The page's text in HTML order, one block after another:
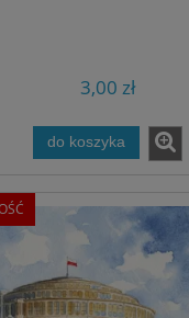
3,00 zł
do koszyka